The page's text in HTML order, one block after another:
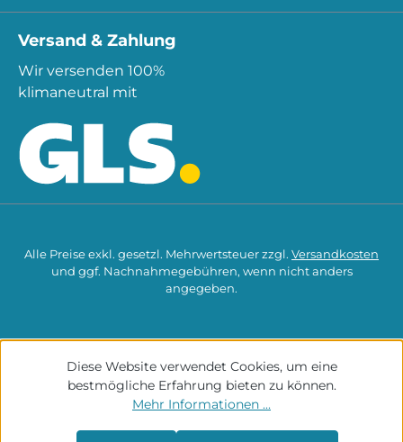
Versand & Zahlung
Wir versenden 100%
klimaneutral mit
Alle Preise exkl. gesetzl. Mehrwertsteuer zzgl. Versandkosten
und ggf. Nachnahmegebühren, wenn nicht anders
angegeben.
Diese Website verwendet Cookies, um eine
bestmögliche Erfahrung bieten zu können.
Mehr Informationen ...